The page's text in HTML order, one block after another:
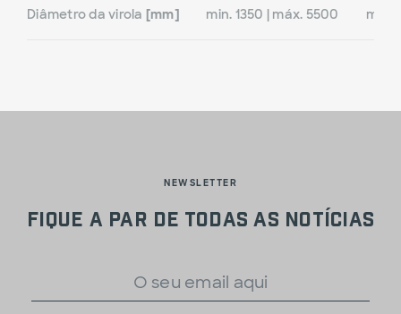
Diâmetro da virola [mm] min. 1350 | máx. 5500 min.
NEWSLETTER
Fique a par de todas as notícias